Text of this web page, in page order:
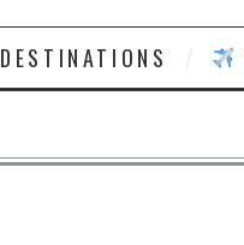
DESTINATIONS